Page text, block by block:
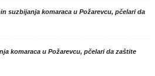
suzbijanja komaraca u Požarevcu, pčelari da
komaraca u Požarevcu, pčelari da zaštite